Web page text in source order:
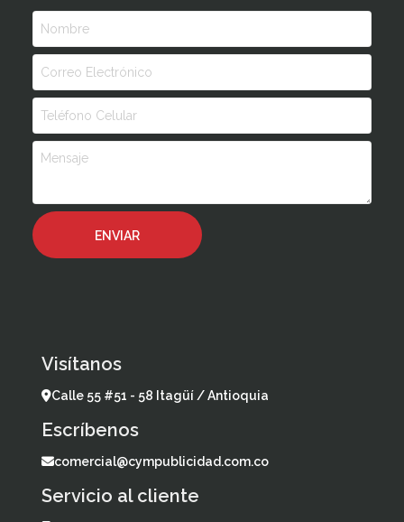
Visítanos
Calle 55 #51 - 58 Itagüí / Antioquia
Escríbenos
comercial@cympublicidad.com.co
Servicio al cliente